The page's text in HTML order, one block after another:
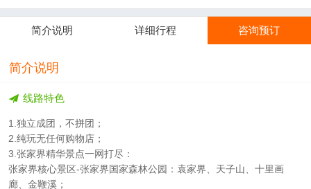
简介说明 详细行程 咨询预订
简介说明
线路特色
1.独立成团，不拼团；
2.纯玩无任何购物店；
3.张家界精华景点一网打尽：
张家界核心景区-张家界国家森林公园：袁家界、天子山、十里画
廊、金鞭溪；